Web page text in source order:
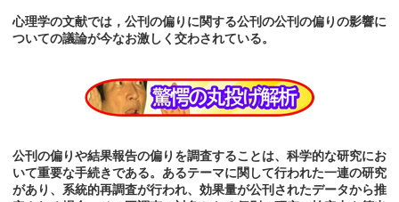
心理学の文献では，公刊の偏りに関する公刊の公刊の偏りの影響に
ついての議論が今なお激しく交わされている。
公刊の偏りや結果報告の偏りを調査することは、科学的な研究にお
いて重要な手続きである。あるテーマに関して行われた一連の研究
があり、系統的再調査が行われ、効果量が公刊されたデータから推